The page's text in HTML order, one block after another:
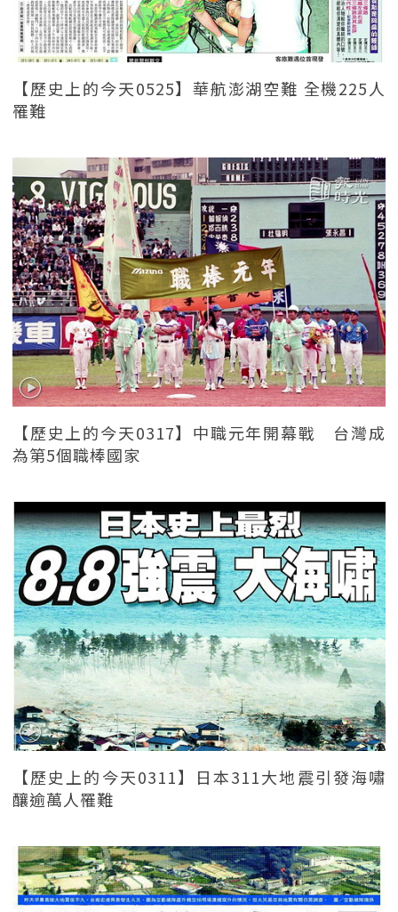
【歷史上的今天0525】華航澎湖空難 全機225人
罹難
【歷史上的今天0317】中職元年開幕戰 台灣成
為第5個職棒國家
【歷史上的今天0311】日本311大地震引發海嘯
釀逾萬人罹難